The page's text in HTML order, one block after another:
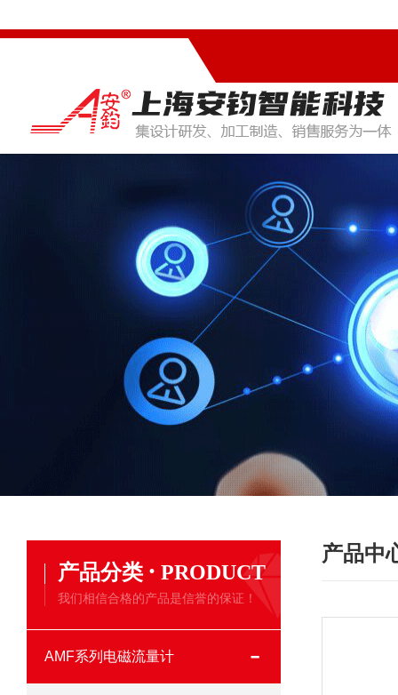
产品分类 · PRODUCT
我们相信合格的产品是信誉的保证！
AMF系列电磁流量计
产品中